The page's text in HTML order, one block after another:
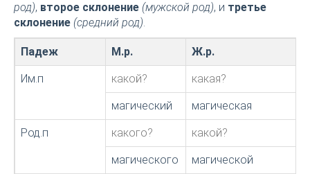
род), второе склонение (мужской род), и третье
склонение (средний род).
Падеж М.р. Ж.р.
Им.п какой? какая?
магический магическая
Род.п какого? какой?
магического магической